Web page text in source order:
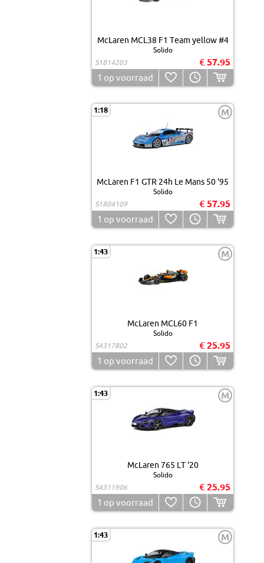
McLaren MCL38 F1 Team yellow #4
Solido
S1814203
€ 57.95
1 op voorraad
1:18 M
McLaren F1 GTR 24h Le Mans 50 '95
Solido
S1804109
€ 57.95
1 op voorraad
1:43 M
McLaren MCL60 F1
Solido
S4317802
€ 25.95
1 op voorraad
1:43 M
McLaren 765 LT '20
Solido
S4311906
€ 25.95
1 op voorraad
1:43 M